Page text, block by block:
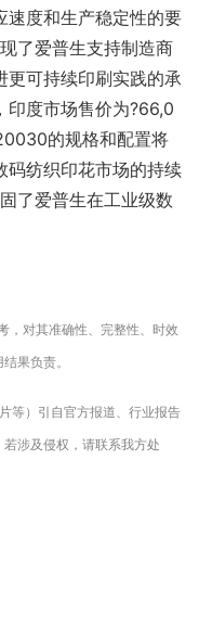
速度和生产稳定性的要
了爱普生支持制造商
更可持续印刷实践的承
印度市场售价为?66,0
的规格和配置将
码纺织印花市场的持续
了爱普生在工业级数
，对其准确性、完整性、时效
果负责。
等）引自官方报道、行业报告
涉及侵权，请联系我方处